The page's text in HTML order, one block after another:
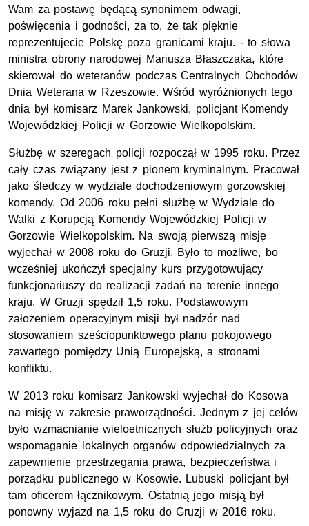
Wam za postawę będącą synonimem odwagi,
poświęcenia i godności, za to, że tak pięknie
reprezentujecie Polskę poza granicami kraju. - to słowa
ministra obrony narodowej Mariusza Błaszczaka, które
skierował do weteranów podczas Centralnych Obchodów
Dnia Weterana w Rzeszowie. Wśród wyróżnionych tego
dnia był komisarz Marek Jankowski, policjant Komendy
Wojewódzkiej Policji w Gorzowie Wielkopolskim.
Służbę w szeregach policji rozpoczął w 1995 roku. Przez
cały czas związany jest z pionem kryminalnym. Pracował
jako śledczy w wydziale dochodzeniowym gorzowskiej
komendy. Od 2006 roku pełni służbę w Wydziale do
Walki z Korupcją Komendy Wojewódzkiej Policji w
Gorzowie Wielkopolskim. Na swoją pierwszą misję
wyjechał w 2008 roku do Gruzji. Było to możliwe, bo
wcześniej ukończył specjalny kurs przygotowujący
funkcjonariuszy do realizacji zadań na terenie innego
kraju. W Gruzji spędził 1,5 roku. Podstawowym
założeniem operacyjnym misji był nadzór nad
stosowaniem sześciopunktowego planu pokojowego
zawartego pomiędzy Unią Europejską, a stronami
konfliktu.
W 2013 roku komisarz Jankowski wyjechał do Kosowa
na misję w zakresie praworządności. Jednym z jej celów
było wzmacnianie wieloetnicznych służb policyjnych oraz
wspomaganie lokalnych organów odpowiedzialnych za
zapewnienie przestrzegania prawa, bezpieczeństwa i
porządku publicznego w Kosowie. Lubuski policjant był
tam oficerem łącznikowym. Ostatnią jego misją był
ponowny wyjazd na 1,5 roku do Gruzji w 2016 roku.